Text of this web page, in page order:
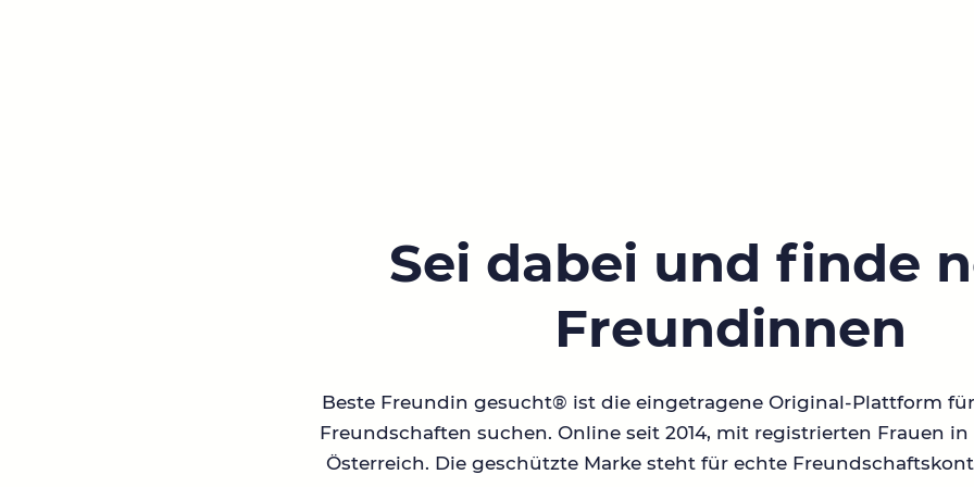
Sei dabei und finde
Freundinnen
Beste Freundin gesucht® ist die eingetragene Original-Plattform
Freundschaften suchen. Online seit 2014, mit registrierten Frauen
Österreich. Die geschützte Marke steht für echte